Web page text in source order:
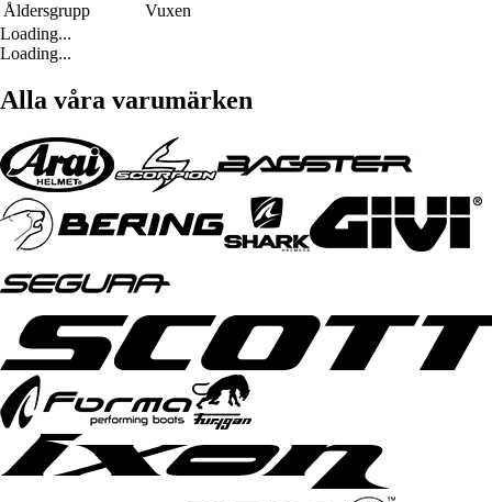
Åldersgrupp
Vuxen
Loading...
Loading...
Alla våra varumärken